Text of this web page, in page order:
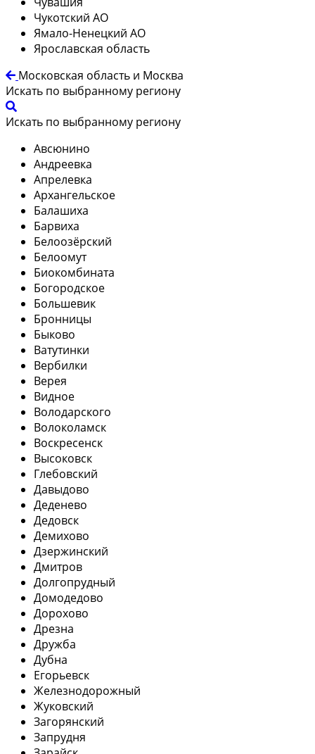
Чукотский АО
Ямало-Ненецкий АО
Ярославская область
Московская область и Москва
Искать по выбранному региону
Искать по выбранному региону
Авсюнино
Андреевка
Апрелевка
Архангельское
Балашиха
Барвиха
Белоозёрский
Белоомут
Биокомбината
Богородское
Большевик
Бронницы
Быково
Ватутинки
Вербилки
Верея
Видное
Володарского
Волоколамск
Воскресенск
Высоковск
Глебовский
Давыдово
Деденево
Дедовск
Демихово
Дзержинский
Дмитров
Долгопрудный
Домодедово
Дорохово
Дрезна
Дружба
Дубна
Егорьевск
Железнодорожный
Жуковский
Загорянский
Запрудня